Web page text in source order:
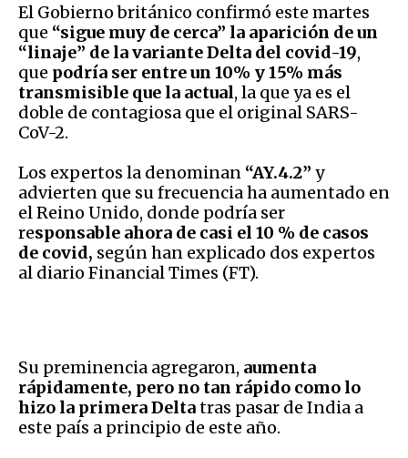
El Gobierno británico confirmó este martes
que “sigue muy de cerca” la aparición de un
“linaje” de la variante Delta del covid-19,
que podría ser entre un 10% y 15% más
transmisible que la actual, la que ya es el
doble de contagiosa que el original SARS-
CoV-2.
Los expertos la denominan “AY.4.2” y
advierten que su frecuencia ha aumentado en
el Reino Unido, donde podría ser
responsable ahora de casi el 10 % de casos
de covid, según han explicado dos expertos
al diario Financial Times (FT).
Su preminencia agregaron, aumenta
rápidamente, pero no tan rápido como lo
hizo la primera Deltatras pasar de India a
este país a principio de este año.